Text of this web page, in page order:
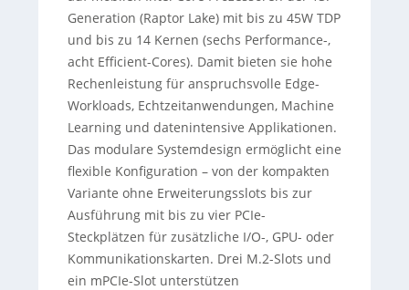
Generation (Raptor Lake) mit bis zu 45W TDP
und bis zu 14 Kernen (sechs Performance-,
acht Efficient-Cores). Damit bieten sie hohe
Rechenleistung für anspruchsvolle Edge-
Workloads, Echtzeitanwendungen, Machine
Learning und datenintensive Applikationen.
Das modulare Systemdesign ermöglicht eine
flexible Konfiguration – von der kompakten
Variante ohne Erweiterungsslots bis zur
Ausführung mit bis zu vier PCIe-
Steckplätzen für zusätzliche I/O-, GPU- oder
Kommunikationskarten. Drei M.2-Slots und
ein mPCIe-Slot unterstützen